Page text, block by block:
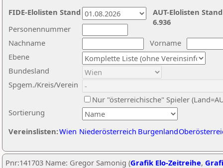
Nachname
Vorname
Ebene
Sortierung
Personennummer
Bundesland
Spgem./Kreis/Verein
Nur "österreichische" Spieler
Vereinslisten:Wien Niederösterreich Burgenland
AUT-Elolisten
6.936
FIDE-Elolisten Stand
Pnr:141703 Name: Gregor Samonig (Grafik Elo-Zeitreihe,